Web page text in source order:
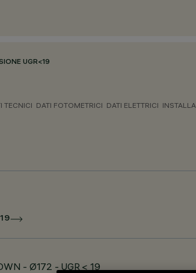
UGR<19
TECNICI DATI FOTOMETRICI DATI ELETTRICI
- Ø172 - UGR < 19